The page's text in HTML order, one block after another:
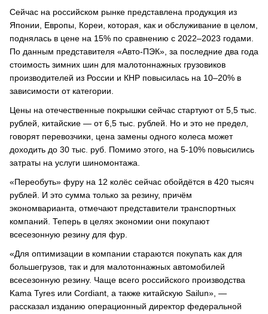
Сейчас на российском рынке представлена продукция из
Японии, Европы, Кореи, которая, как и обслуживание в целом,
поднялась в цене на 15% по сравнению с 2022–2023 годами.
По данным представителя «Авто-ПЭК», за последние два года
стоимость зимних шин для малотоннажных грузовиков
производителей из России и КНР повысилась на 10–20% в
зависимости от категории.
Цены на отечественные покрышки сейчас стартуют от 5,5 тыс.
рублей, китайские — от 6,5 тыс. рублей. Но и это не предел,
говорят перевозчики, цена замены одного колеса может
доходить до 30 тыс. руб. Помимо этого, на 5-10% повысились
затраты на услуги шиномонтажа.
«Переобуть» фуру на 12 колёс сейчас обойдётся в 420 тысяч
рублей. И это сумма только за резину, причём
экономварианта, отмечают представители транспортных
компаний. Теперь в целях экономии они покупают
всесезонную резину для фур.
«Для оптимизации в компании стараются покупать как для
большегрузов, так и для малотоннажных автомобилей
всесезонную резину. Чаще всего российского производства
Kama Tyres или Cordiant, а также китайскую Sailun», —
рассказал изданию операционный директор федеральной